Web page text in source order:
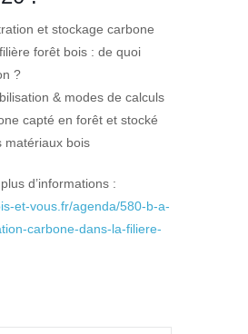
et stockage carbone
forêt bois : de quoi
?
& modes de calculs
capté en forêt et stocké
matériaux bois
d’informations :
et-vous.fr/agenda/580-b-a-
carbone-dans-la-filiere-